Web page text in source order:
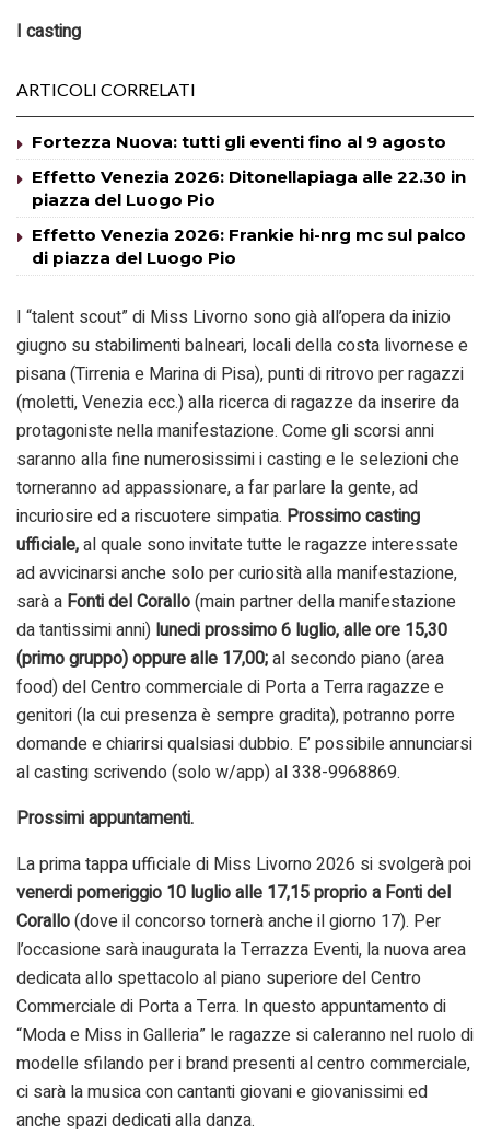
I casting
ARTICOLI CORRELATI
Fortezza Nuova: tutti gli eventi fino al 9 agosto
Effetto Venezia 2026: Ditonellapiaga alle 22.30 in
piazza del Luogo Pio
Effetto Venezia 2026: Frankie hi-nrg mc sul palco
di piazza del Luogo Pio
I “talent scout” di Miss Livorno sono già all’opera da inizio
giugno su stabilimenti balneari, locali della costa livornese e
pisana (Tirrenia e Marina di Pisa), punti di ritrovo per ragazzi
(moletti, Venezia ecc.) alla ricerca di ragazze da inserire da
protagoniste nella manifestazione. Come gli scorsi anni
saranno alla fine numerosissimi i casting e le selezioni che
torneranno ad appassionare, a far parlare la gente, ad
incuriosire ed a riscuotere simpatia. Prossimo casting
ufficiale,al quale sono invitate tutte le ragazze interessate
ad avvicinarsi anche solo per curiosità alla manifestazione,
sarà a Fonti del Corallo(main partner della manifestazione
da tantissimi anni) lunedi prossimo 6 luglio, alle ore 15,30
(primo gruppo) oppure alle 17,00;al secondo piano (area
food) del Centro commerciale di Porta a Terra ragazze e
genitori (la cui presenza è sempre gradita), potranno porre
domande e chiarirsi qualsiasi dubbio. E’ possibile annunciarsi
al casting scrivendo (solo w/app) al 338-9968869.
Prossimi appuntamenti.
La prima tappa ufficiale di Miss Livorno 2026 si svolgerà poi
venerdi pomeriggio 10 luglio alle 17,15 proprio a Fonti del
Corallo(dove il concorso tornerà anche il giorno 17). Per
l’occasione sarà inaugurata la Terrazza Eventi, la nuova area
dedicata allo spettacolo al piano superiore del Centro
Commerciale di Porta a Terra. In questo appuntamento di
“Moda e Miss in Galleria” le ragazze si caleranno nel ruolo di
modelle sfilando per i brand presenti al centro commerciale,
ci sarà la musica con cantanti giovani e giovanissimi ed
anche spazi dedicati alla danza.